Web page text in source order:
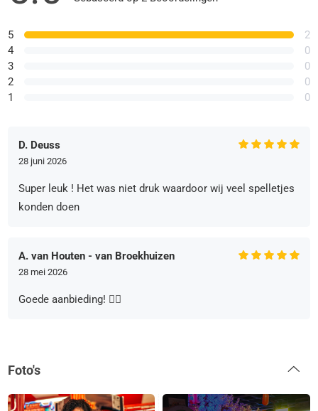
5
4
3
2
1
2
0
0
0
0
D. Deuss
28 juni 2026
Super leuk ! Het was niet druk waardoor wij veel spelletjes
konden doen
A. van Houten - van Broekhuizen
28 mei 2026
Goede aanbieding! 👍🏻
Foto's